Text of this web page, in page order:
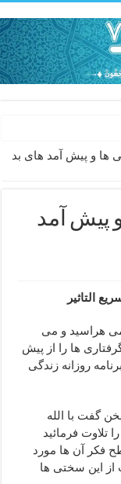
از اندوه و
طرف مقابل از راه
رفع حوادث بد روزانه
برای برآوردن
مالی و برکت در کار
و رفع مشکلات
بدن و قدرت بازو
ایمنی از سوختن
ها و پیش آمد های بد
پیش آمد
التاثیر
هراسید و می
ها را از پیش
روزانه زندگی
گفت با الله
تلاوت فرمائید
فکر آن ها مورد
این سختی ها